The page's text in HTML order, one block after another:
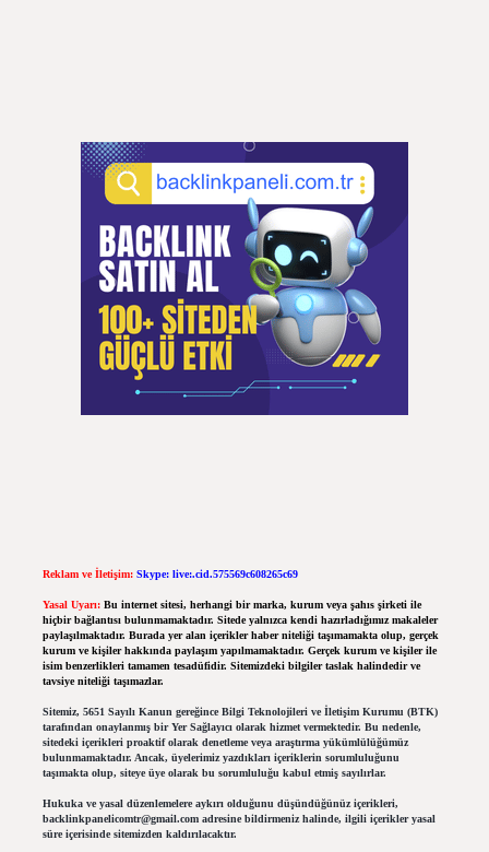
Reklam ve İletişim: Skype: live:.cid.575569c608265c69
Yasal Uyarı: Bu internet sitesi, herhangi bir marka, kurum veya şahıs şirketi ile
hiçbir bağlantısı bulunmamaktadır. Sitede yalnızca kendi hazırladığımız makaleler
paylaşılmaktadır. Burada yer alan içerikler haber niteliği taşımamakta olup, gerçek
kurum ve kişiler hakkında paylaşım yapılmamaktadır. Gerçek kurum ve kişiler ile
isim benzerlikleri tamamen tesadüfidir. Sitemizdeki bilgiler taslak halindedir ve
tavsiye niteliği taşımazlar.
Sitemiz, 5651 Sayılı Kanun gereğince Bilgi Teknolojileri ve İletişim Kurumu (BTK)
tarafından onaylanmış bir Yer Sağlayıcı olarak hizmet vermektedir. Bu nedenle,
sitedeki içerikleri proaktif olarak denetleme veya araştırma yükümlülüğümüz
bulunmamaktadır. Ancak, üyelerimiz yazdıkları içeriklerin sorumluluğunu
taşımakta olup, siteye üye olarak bu sorumluluğu kabul etmiş sayılırlar.
Hukuka ve yasal düzenlemelere aykırı olduğunu düşündüğünüz içerikleri,
backlinkpanelicomtr@gmail.comadresine bildirmeniz halinde, ilgili içerikler yasal
süre içerisinde sitemizden kaldırılacaktır.